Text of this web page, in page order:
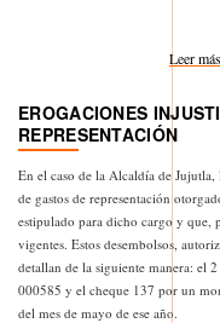
Leer
EROGACIONES
REPRESENTACIÓN
En el caso de la Alcaldía de
de gastos de representación
estipulado para dicho cargo y que,
vigentes. Estos desembolsos,
detallan de la siguiente manera: el
000585 y el cheque 137 por un
del mes de mayo de ese año.